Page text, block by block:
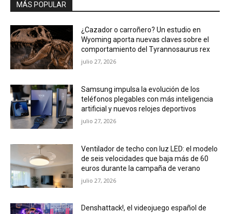
MÁS POPULAR
¿Cazador o carroñero? Un estudio en
Wyoming aporta nuevas claves sobre el
comportamiento del Tyrannosaurus rex
julio 27, 2026
Samsung impulsa la evolución de los
teléfonos plegables con más inteligencia
artificial y nuevos relojes deportivos
julio 27, 2026
Ventilador de techo con luz LED: el modelo
de seis velocidades que baja más de 60
euros durante la campaña de verano
julio 27, 2026
Denshattack!, el videojuego español de